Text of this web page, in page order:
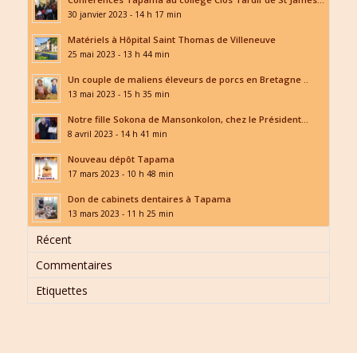
30 janvier 2023 - 14 h 17 min
Matériels à Hôpital Saint Thomas de Villeneuve
25 mai 2023 - 13 h 44 min
Un couple de maliens éleveurs de porcs en Bretagne ..
13 mai 2023 - 15 h 35 min
Notre fille Sokona de Mansonkolon, chez le Président...
8 avril 2023 - 14 h 41 min
Nouveau dépôt Tapama
17 mars 2023 - 10 h 48 min
Don de cabinets dentaires à Tapama
13 mars 2023 - 11 h 25 min
Récent
Commentaires
Etiquettes